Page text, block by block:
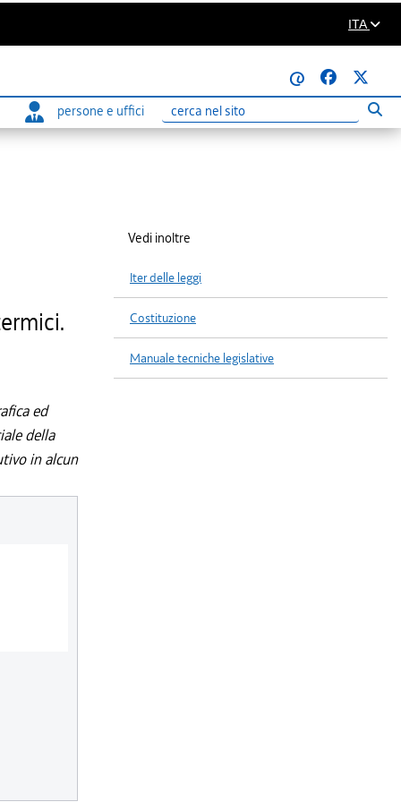
ITA
@
persone e uffici
Ricerca
ed
della
in alcun
Vedi inoltre
Iter delle leggi
Costituzione
Manuale tecniche legislative